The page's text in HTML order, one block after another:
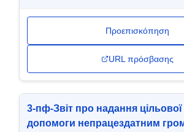
Προεπισκόπηση
URL πρόσβασης
3-пф-Звіт про надання
допомоги непрацездатним